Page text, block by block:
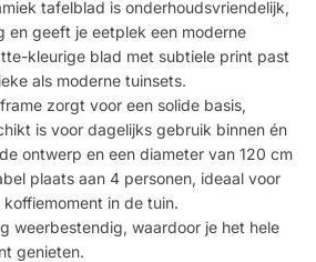
tafelblad is onderhoudsvriendelijk,
en geeft je eetplek een moderne
kleurige blad met subtiele print past
als moderne tuinsets.
zorgt voor een solide basis,
is voor dagelijks gebruik binnen én
ontwerp en een diameter van 120 cm
plaats aan 4 personen, ideaal voor
in de tuin.
weerbestendig, waardoor je het hele
genieten.